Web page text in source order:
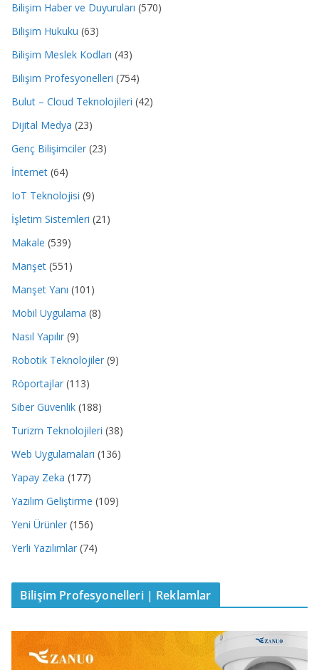
Bilişim Haber ve Duyuruları (570)
Bilişim Hukuku (63)
Bilişim Meslek Kodları (43)
Bilişim Profesyonelleri (754)
Bulut – Cloud Teknolojileri (42)
Dijital Medya (23)
Genç Bilişimciler (23)
İnternet (64)
IoT Teknolojisi (9)
İşletim Sistemleri (21)
Makale (539)
Manşet (551)
Manşet Yanı (101)
Mobil Uygulama (8)
Nasıl Yapılır (9)
Robotik Teknolojiler (9)
Röportajlar (113)
Siber Güvenlik (188)
Turizm Teknolojileri (38)
Web Uygulamaları (136)
Yapay Zeka (177)
Yazılım Geliştirme (109)
Yeni Ürünler (156)
Yerli Yazılımlar (74)
Bilişim Profesyonelleri | Reklamlar